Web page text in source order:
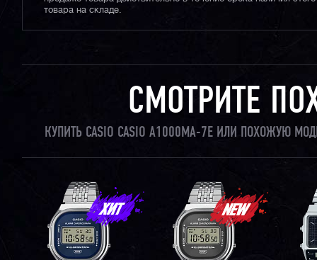
товара на складе.
СМОТРИТЕ
КУПИТЬ CASIO CASIO A1000MA-7E ИЛИ ПОХОЖУЮ